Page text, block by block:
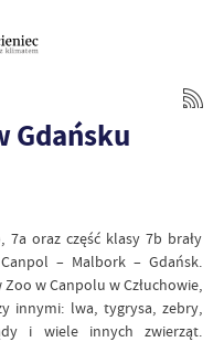
Gdańsku
7a oraz część klasy 7b brały
– Malbork – Gdańsk.
w Canpolu w Człuchowie,
innymi: lwa, tygrysa, zebry,
i wiele innych zwierząt.